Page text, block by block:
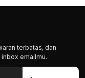
terbatas, dan
emailmu.